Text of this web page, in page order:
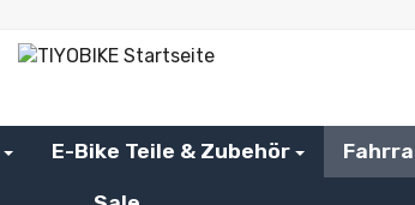
E-Bike Teile & Zubehör